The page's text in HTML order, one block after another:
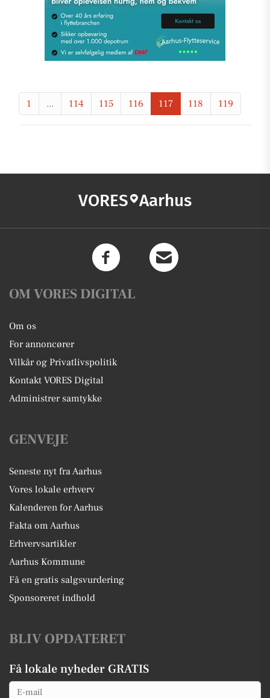
1 ... 114 115 116 117 118 119
VORES Aarhus
OM VORES DIGITAL
Om os
For annoncører
Vilkår og Privatlivspolitik
Kontakt VORES Digital
Administrer samtykke
GENVEJE
Seneste nyt fra Aarhus
Vores lokale erhverv
Kalenderen for Aarhus
Fakta om Aarhus
Erhvervsartikler
Aarhus Kommune
Få en gratis salgsvurdering
Sponsoreret indhold
BLIV OPDATERET
Få lokale nyheder GRATIS
Email